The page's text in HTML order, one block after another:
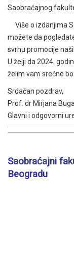
Saobraćajnog
Više o izdanjima
možete da
svrhu promocije
U želji da 2024.
želim vam srećne
Srdačan pozdrav,
Prof. dr Mirjana
Glavni i odgovorni
Saobraćajni
Beogradu